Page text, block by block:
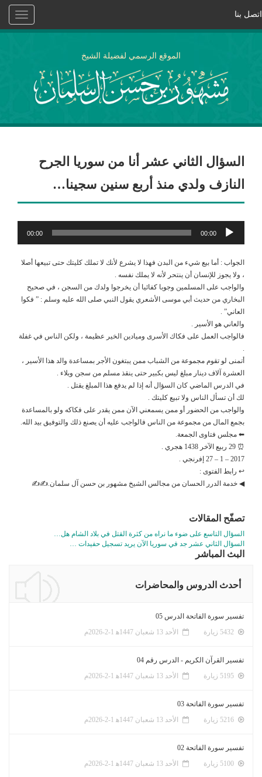
Toggle
اتصل بنا
الموقع الرسمي لفضيلة الشيخ
السؤال الثاني عشر أنا من سوريا الجرح
النازف ولدي منذ أربع سنين سجينا…
مشغل
الصوت
00:00
00:00
الجواب : أما بيع شيء من البدن فهذا لا يشرع لأنك لا تملك كليتك حتى تبيعها أصلا
، ولا يجوز للإنسان أن ينتحر لأنه لا يملك نفسه .
والواجب على المسلمين وجوبا كفائيا أن يخرجوا ولدك من السجن ، في صحيح
البخاري من حديث أبي موسى الأشعري يقول النبي صلى الله عليه وسلم : ” فكوا
العاني” .
والعاني هو الأسير .
فالواجب العمل على فكاك الأسرى وميادين الخير عظيمة ، ولكن الناس في غفلة
أتمنى لو تقوم مجموعة من الشباب ممن يبتغون الأجر بمساعدة والد هذا الأسير ،
العشرة آلاف دينار مبلغ ليس بكبير حتى ينقذ مسلم من سجن وبلاء .
في الدرس الماضي كان السؤال أنه إذا لم يدفع هذا المبلغ يقتل .
لك أن تسأل الناس ولا تبيع كليتك .
والواجب من الحضور أو ممن يسمعني الآن ممن يقدر على فكاكه ولو بالمساعدة
بجمع المال من مجموعة من الناس فالواجب عليه أن يصنع ذلك والتوفيق بيد الله.
⬅ مجلس فتاوى الجمعة.
⏰ 29 ربيع الآخر 1438 هجري .
2017 – 1 – 27 إفرنجي .
↩ رابط الفتوى :
◀ خدمة الدرر الحسان من مجالس الشيخ مشهور بن حسن آل سلمان.✍✍
تصفّح المقالات
السؤال التاسع على ضوء ما نراه من كثرة القتل في بلاد الشام هل…
السؤال الثاني عشر جد في سوريا الآن يريد تسجيل حفيدات …
البث المباشر
أحدث الدروس والمحاضرات
تفسير سورة الفاتحة الدرس 05
الأحد 13 شعبان 1447ﻫ 1-2-2026م
تفسير القرآن الكريم - الدرس رقم 04
الأحد 13 شعبان 1447ﻫ 1-2-2026م
تفسير سورة الفاتحة 03
الأحد 13 شعبان 1447ﻫ 1-2-2026م
تفسير سورة الفاتحة 02
الأحد 13 شعبان 1447ﻫ 1-2-2026م